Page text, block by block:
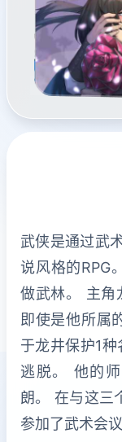
武侠是通过武
说风格的RPG
做武林。 主角
即使是他所属
于龙井保护1
逃脱。 他的
朗。 在与这三
参加了武术会